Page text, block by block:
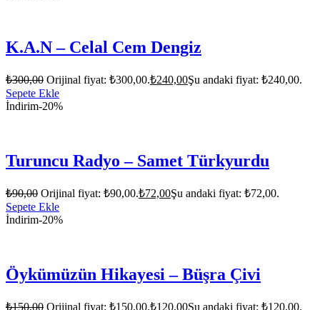
K.A.N – Celal Cem Dengiz
₺300,00 Orijinal fiyat: ₺300,00.₺240,00Şu andaki fiyat: ₺240,00.
Sepete Ekle
İndirim-20%
Turuncu Radyo – Samet Türkyurdu
₺90,00 Orijinal fiyat: ₺90,00.₺72,00Şu andaki fiyat: ₺72,00.
Sepete Ekle
İndirim-20%
Öykümüzün Hikayesi – Büşra Çivi
₺150,00 Orijinal fiyat: ₺150,00.₺120,00Şu andaki fiyat: ₺120,00.